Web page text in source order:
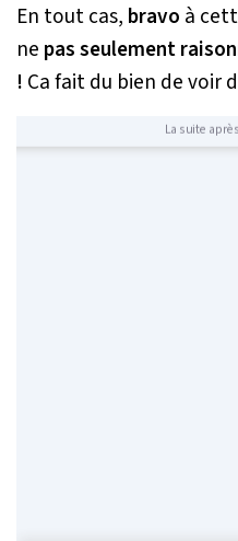
En tout cas, bravo à
ne pas seulement
! Ca fait du bien de voir
La suite